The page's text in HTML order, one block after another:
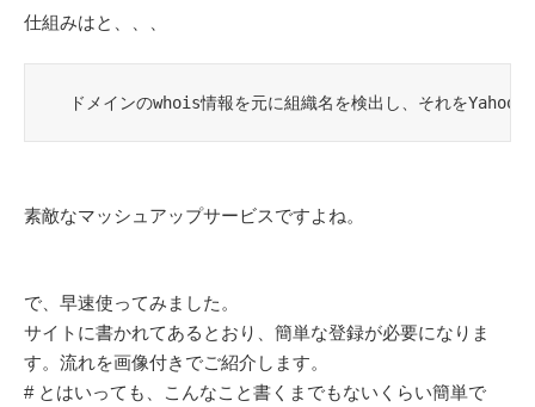
仕組みはと、、、
ドメインのwhois情報を元に組織名を検出し、それをYahoo!
素敵なマッシュアップサービスですよね。
で、早速使ってみました。
サイトに書かれてあるとおり、簡単な登録が必要になりま
す。流れを画像付きでご紹介します。
# とはいっても、こんなこと書くまでもないくらい簡単で